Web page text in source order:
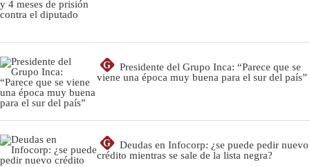
G
Presidente del Grupo Inca: “Parece que se
viene una época muy buena para el sur del país”
G
Deudas en Infocorp: ¿se puede pedir nuevo
crédito mientras se sale de la lista negra?